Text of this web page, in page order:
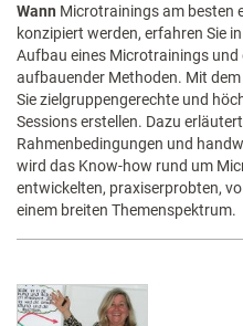
Wann Microtrainings am besten
konzipiert werden, erfahren Sie
Aufbau eines Microtrainings
aufbauender Methoden. Mit
Sie zielgruppengerechte und
Sessions erstellen. Dazu
Rahmenbedingungen und
wird das Know-how rund um
entwickelten, praxiserprobten,
einem breiten Themenspektrum.